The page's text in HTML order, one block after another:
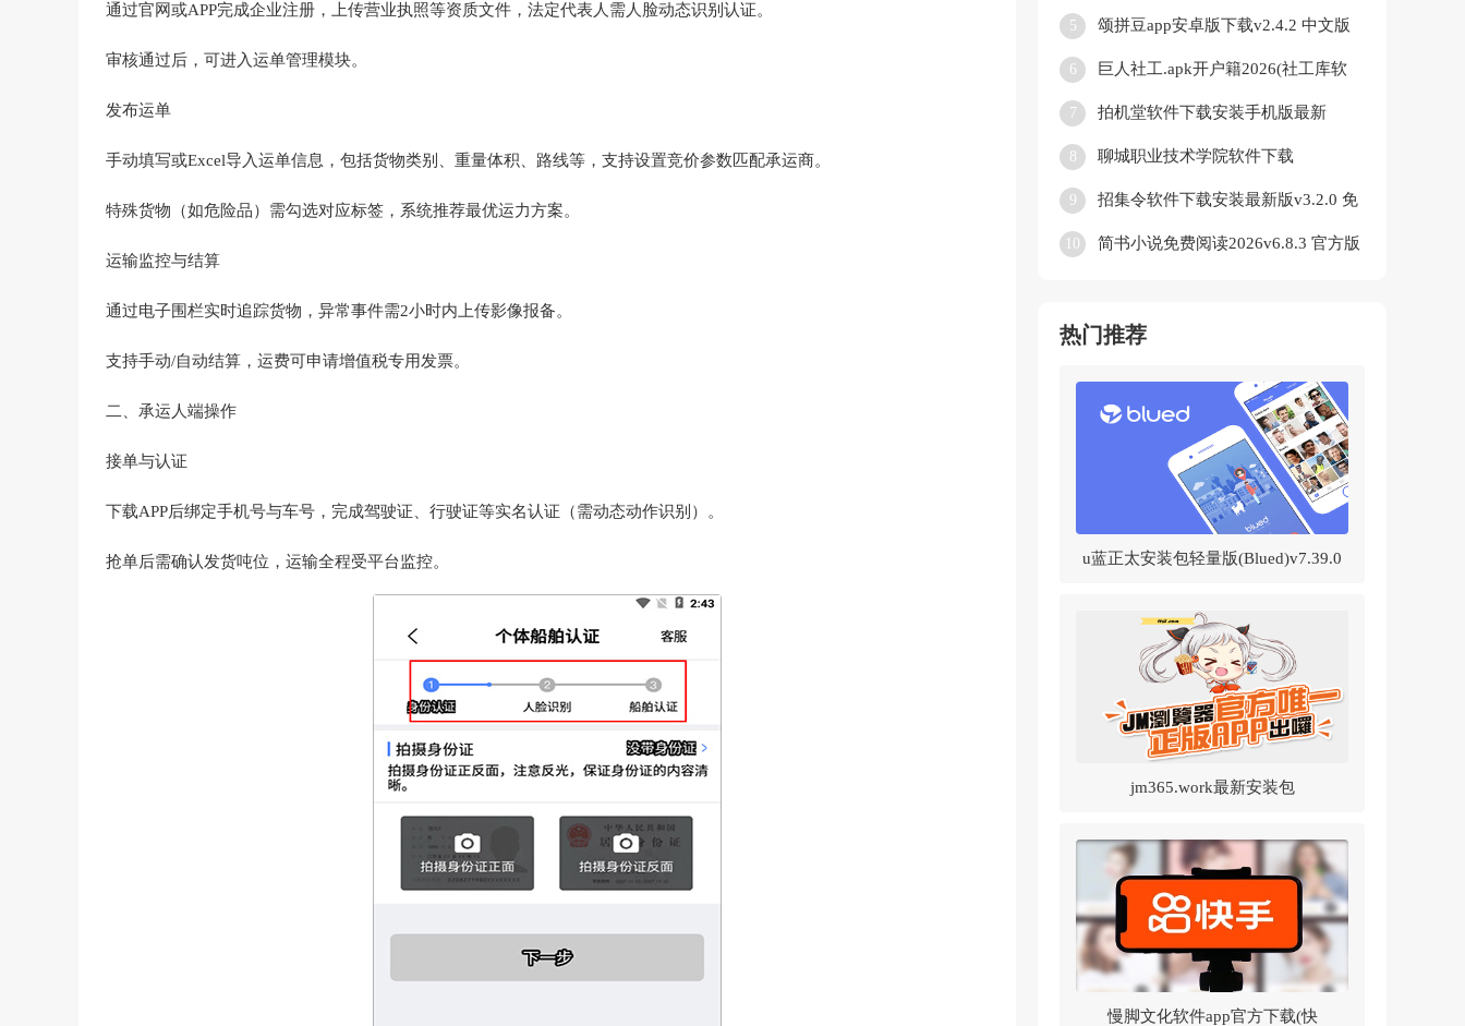
通过官网或APP完成企业注册，上传营业执照等资质文件，法定代表人需人脸动态识别认证。
审核通过后，可进入运单管理模块。
发布运单‌
手动填写或Excel导入运单信息，包括货物类别、重量体积、路线等，支持设置竞价参数匹配承运商‌。
特殊货物（如危险品）需勾选对应标签，系统推荐最优运力方案‌。
运输监控与结算‌
通过电子围栏实时追踪货物，异常事件需2小时内上传影像报备‌。
支持手动/自动结算，运费可申请增值税专用发票‌。
二、承运人端操作
接单与认证‌
下载APP后绑定手机号与车号，完成驾驶证、行驶证等实名认证（需动态动作识别）。
抢单后需确认发货吨位，运输全程受平台监控。
5 颂拼豆app安卓版下载v2.4.2 中文版
6
巨人社工.apk开户籍2026(社工库软
7
拍机堂软件下载安装手机版最新
8
聊城职业技术学院软件下载
9
招集令软件下载安装最新版v3.2.0 免
10 简书小说免费阅读2026v6.8.3 官方版
热门推荐
u蓝正太安装包轻量版(Blued)v7.39.0
jm365.work最新安装包
v1.8.2(JMComic2)v1.8.2 官方正版
慢脚文化软件app官方下载(快